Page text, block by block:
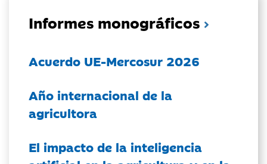
Informes monográficos
Acuerdo UE-Mercosur 2026
Año internacional de la
agricultora
El impacto de la inteligencia